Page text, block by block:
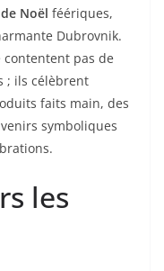
Noël féériques,
Dubrovnik.
contentent pas de
; ils célèbrent
faits main, des
symboliques
les